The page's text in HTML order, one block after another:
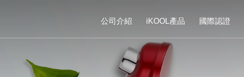
公司介紹 iKOOL產品 國際認證
公司介紹 iKOOL產品